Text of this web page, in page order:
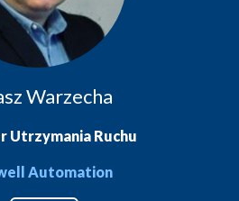
Warzecha
Utrzymania Ruchu
Automation